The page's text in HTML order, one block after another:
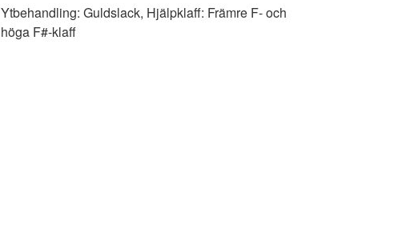
Ytbehandling: Guldslack, Hjälpklaff: Främre F- och
höga F#-klaff